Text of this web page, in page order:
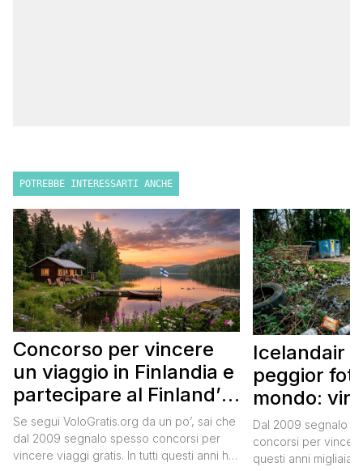
POTREBBE INTERESSARTI ANCHE
Concorso per vincere
un viaggio in Finlandia e
partecipare al Finland’s
Official Tasting
Se segui VoloGratis.org da un po’, sai che
dal 2009 segnalo spesso concorsi per
vincere viaggi gratis. In tutti questi anni ho
Icelandair
peggior
mondo:
in Islanda
dollari
Dal 2009 segnalo
concorsi per
questi anni migliaia